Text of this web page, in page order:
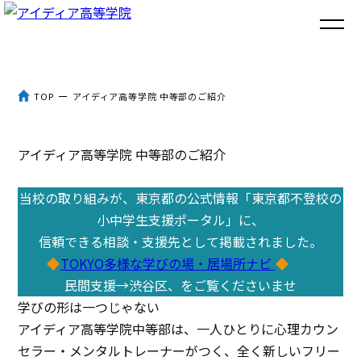
トップ
体験談
入学までの流れ
よくあるご質問
コラム
TOP アイディア高等学院 中等部のご紹介
アイディア高等学院 中等部のご紹介
当校の取り組みが、東京都の公式情報「東京都不登校の
小中学生支援ポータル」に、
信頼できる相談・支援先として掲載されました。
TOKYO多様な学びの場・居場所ナビ
民間支援→渋谷区、をご覧くださいませ
学びの形は一つじゃない
アイディア高等学院中等部は、一人ひとりに心理カウン
セラー・メンタルトレーナーがつく、全く新しいフリー